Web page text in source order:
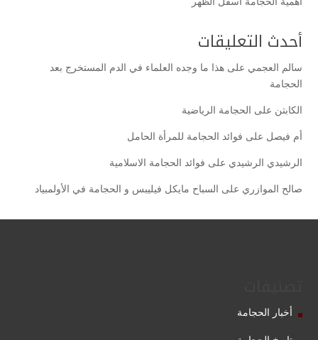
أحدث التعليقات
سالم العجمي على هذا ما وجده العلماء في الدم المستخرج بعد
الحجامة
الكابتن على الحجامة الرياضية
أم فيصل على فوائد الحجامة للمرأة الحامل
الرشيدي الرشيدي على فوائد الحجامة الاسلامية
صالح الموازري على السباح مايكل فيليبس و الحجامة في الأولمبياد
أخبار الحجامة